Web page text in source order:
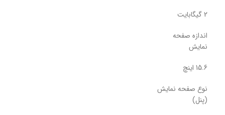
2 گیگابایت
اندازه صفحه
نمایش
15.6 اینچ
نوع صفحه نمایش
(پنل)